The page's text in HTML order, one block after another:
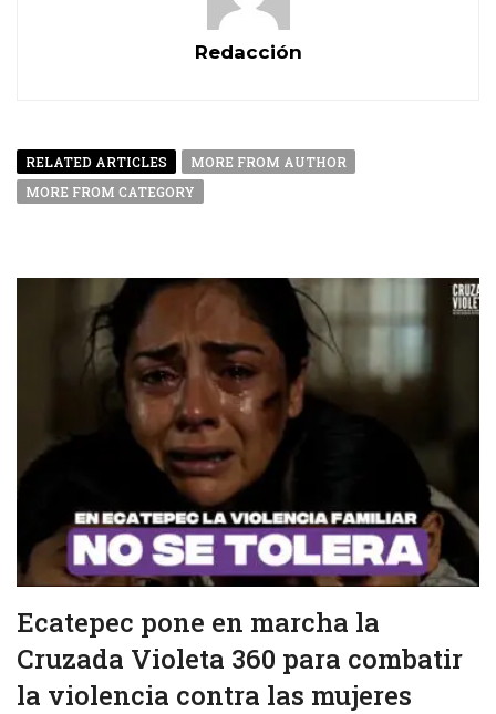
Redacción
RELATED ARTICLES
MORE FROM AUTHOR
MORE FROM CATEGORY
Ecatepec pone en marcha la
Cruzada Violeta 360 para combatir
la violencia contra las mujeres